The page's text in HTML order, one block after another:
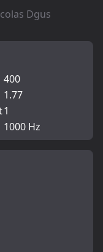
Dgus
400
1.77
1
1000 Hz